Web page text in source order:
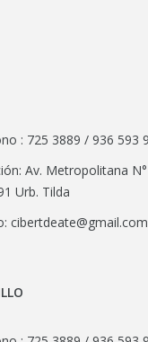
: 725 3889 / 936 593
Av. Metropolitana N°
Urb. Tilda